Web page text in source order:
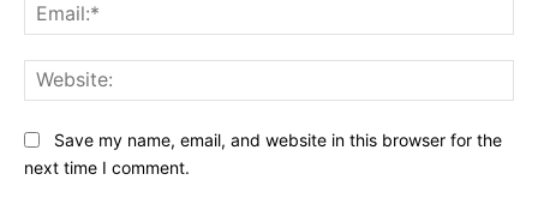
Save my name, email, and website in this browser for the
next time I comment.